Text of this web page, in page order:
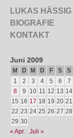
LUKAS HÄSSIG
BIOGRAFIE
KONTAKT
Juni 2009
M D M D F S
S
1
2 3 4 5 6
7
8
9 10 11 12 13 14
15 16 17 18 19 20 21
22 23 24 25 26 27 28
29 30
« Apr.
Juli »